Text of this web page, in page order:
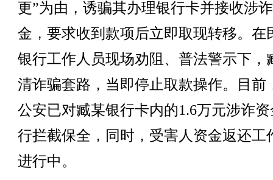
更”为由，诱骗其办理银行卡并接收涉
金，要求收到款项后立即取现转移。在
银行工作人员现场劝阻、普法警示下，
清诈骗套路，当即停止取款操作。目前
公安已对臧某银行卡内的1.6万元涉诈
行拦截保全，同时，受害人资金返还工
进行中。